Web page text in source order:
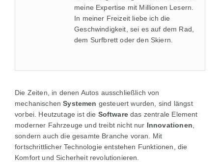
meine Expertise mit Millionen Lesern.
In meiner Freizeit liebe ich die
Geschwindigkeit, sei es auf dem Rad,
dem Surfbrett oder den Skiern.
Die Zeiten, in denen Autos ausschließlich von
mechanischenSystemen gesteuert wurden, sind längst
vorbei. Heutzutage ist die Softwaredas zentrale Element
moderner Fahrzeuge und treibt nicht nur Innovationen
sondern auch die gesamte Branche voran. Mit
fortschrittlicher Technologie entstehen Funktionen, die
Komfort und Sicherheit revolutionieren.